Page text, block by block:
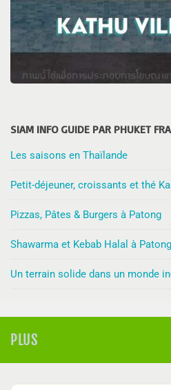
SIAM INFO GUIDE PAR PHUKET
Les saisons en Thaïlande
Petit-déjeuner, croissants et thé
Pizzas, Pâtes & Burgers à Patong
Shawarma et Kebab Halal à Patong
Un terrain solide dans un monde
PLUS